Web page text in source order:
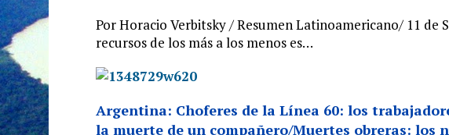
Por Horacio Verbitsky / Resumen Latinoamericano/ 11 de
recursos de los más a los menos es…
Argentina: Choferes de la Línea 60: los
la muerte de un compañero/Muertes obreras: los